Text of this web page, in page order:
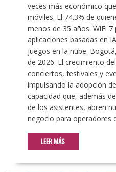
veces más económico
móviles. El 74.3% de
menos de 35 años. WiFi
aplicaciones basadas en
juegos en la nube.
de 2026. El crecimiento
conciertos, festivales y
impulsando la adopción
capacidad que, además
de los asistentes, abren
negocio para operadores
LEER MÁS